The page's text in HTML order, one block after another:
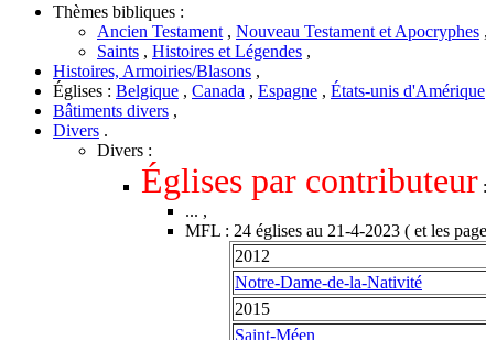
Thèmes bibliques :
Ancien Testament , Nouveau Testament et Apocryphes ,
Saints , Histoires et Légendes ,
Histoires, Armoiries/Blasons ,
Églises : Belgique , Canada , Espagne , États-unis d'Amérique
Bâtiments divers ,
Divers .
Divers :
Églises par contributeur :
... ,
MFL : 24 églises au 21-4-2023 ( et les
2012
Notre-Dame-de-la-Nativité
2015
Saint-Méen